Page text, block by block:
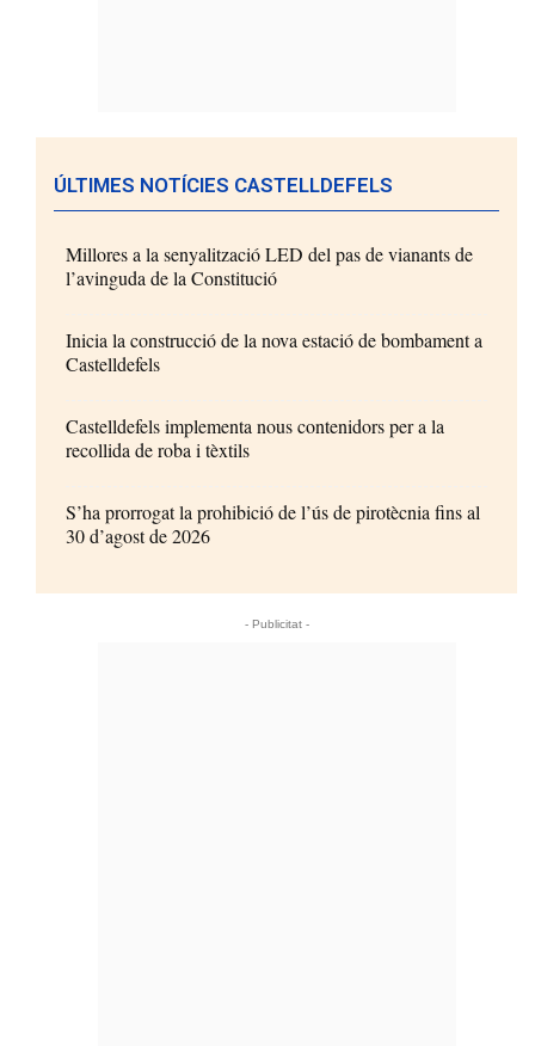
ÚLTIMES NOTÍCIES CASTELLDEFELS
Millores a la senyalització LED del pas de vianants de
l’avinguda de la Constitució
Inicia la construcció de la nova estació de bombament a
Castelldefels
Castelldefels implementa nous contenidors per a la
recollida de roba i tèxtils
S’ha prorrogat la prohibició de l’ús de pirotècnia fins al
30 d’agost de 2026
- Publicitat -